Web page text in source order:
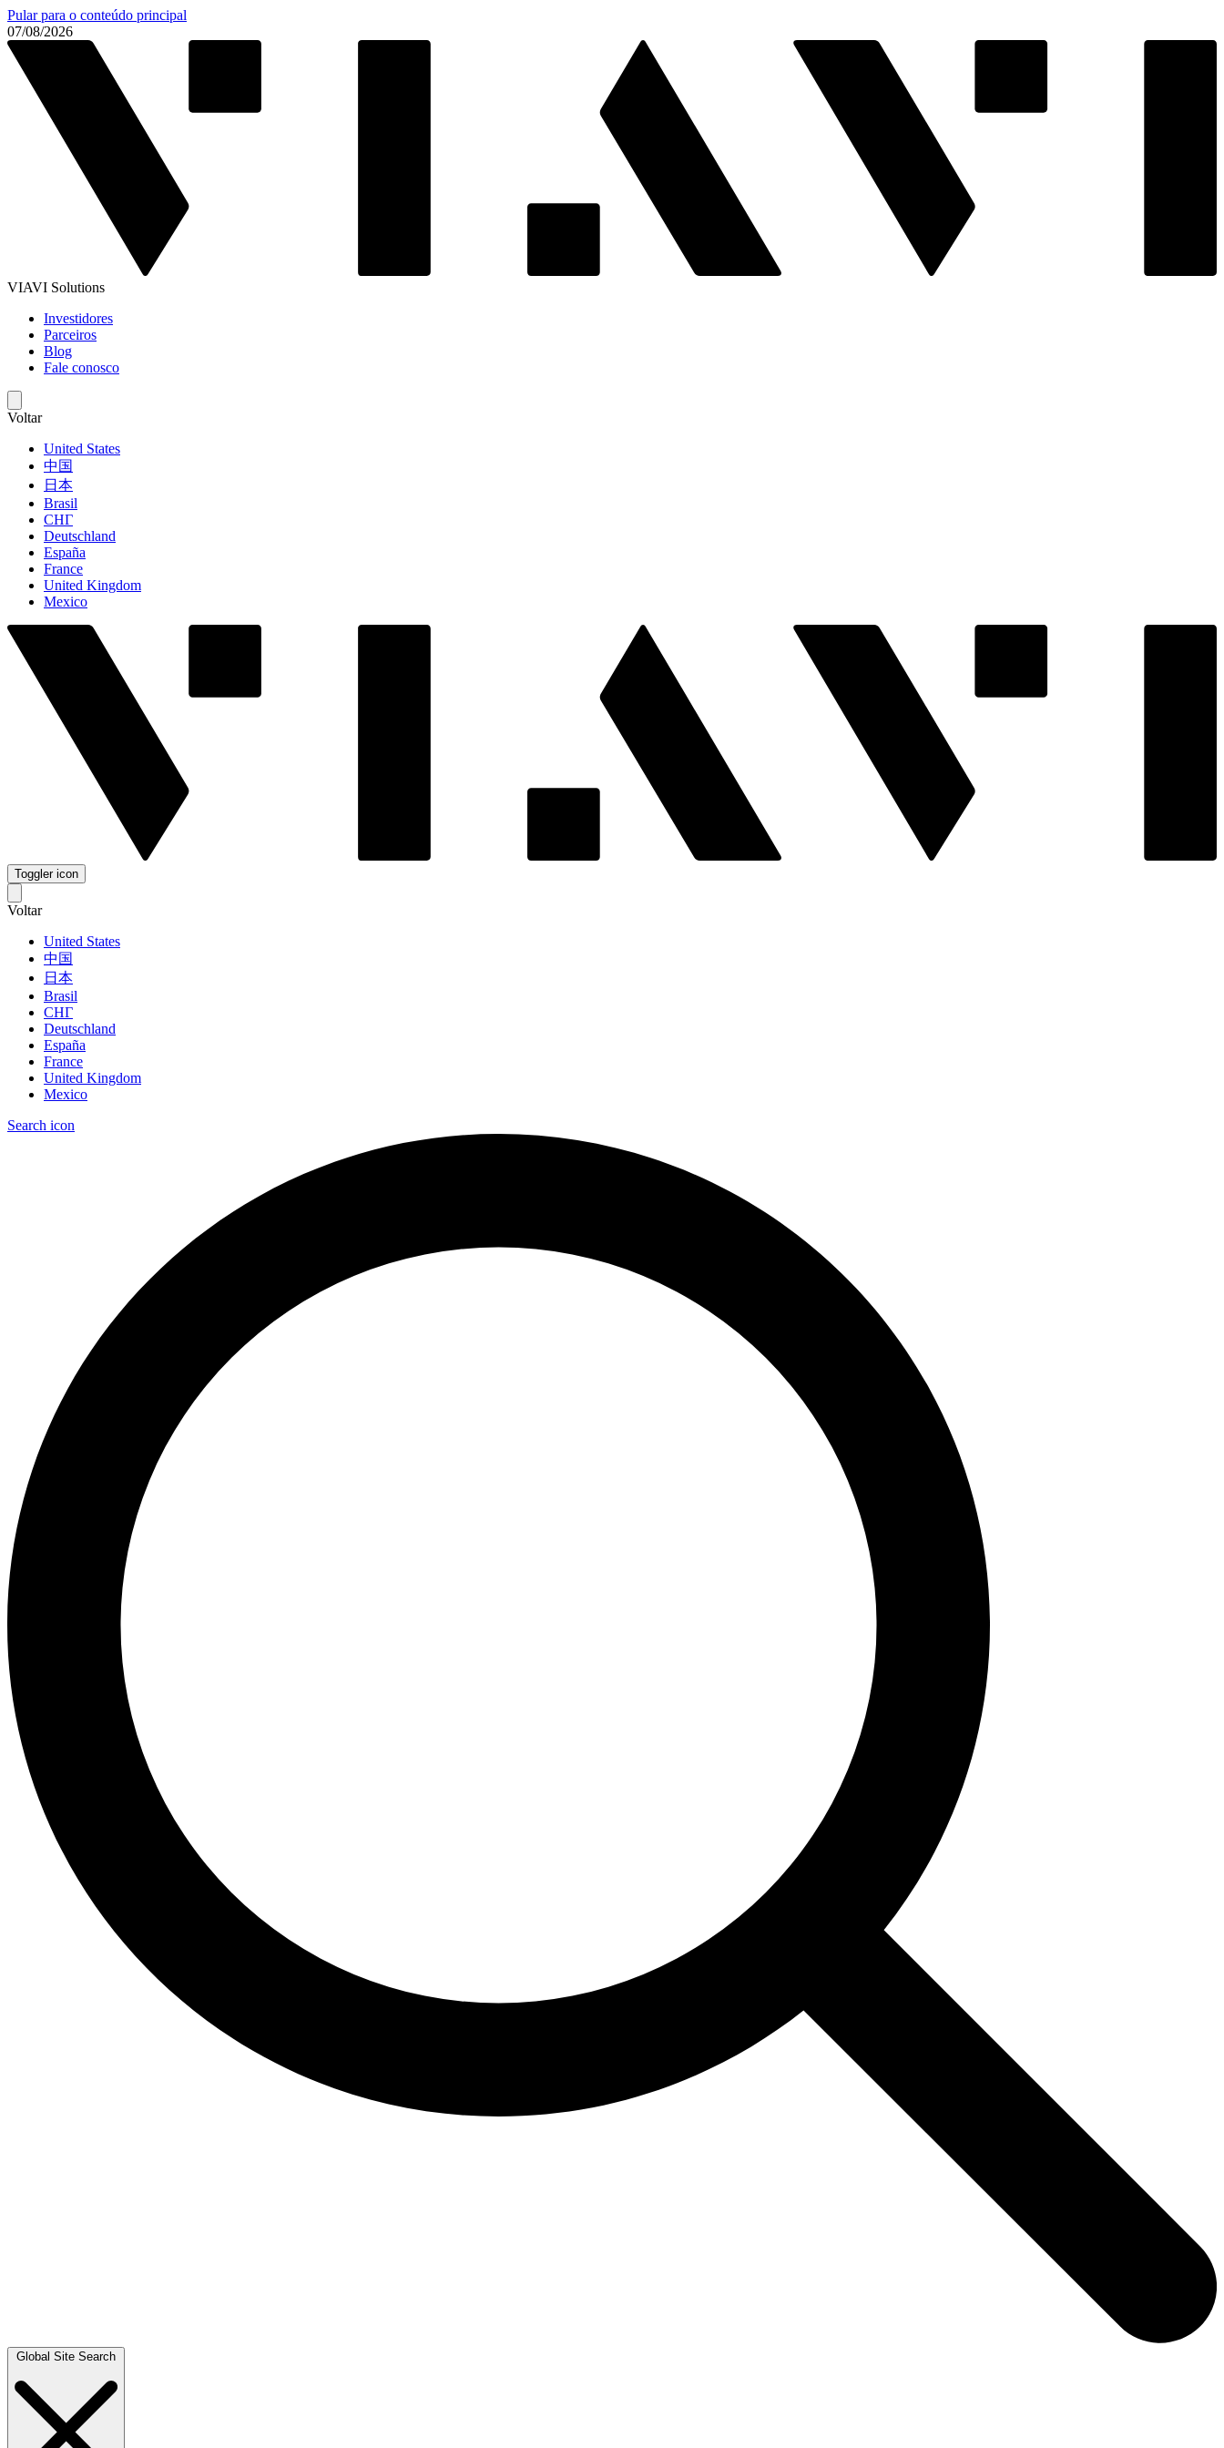
Pular para o conteúdo principal
07/08/2026
VIAVI Solutions
Investidores
Parceiros
Blog
Fale conosco
Voltar
United States
中国
日本
Brasil
СНГ
Deutschland
España
France
United Kingdom
Mexico
Toggler icon
Voltar
United States
中国
日本
Brasil
СНГ
Deutschland
España
France
United Kingdom
Mexico
Search icon
Global Site Search